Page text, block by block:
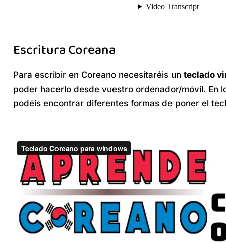
Escritura Coreana
Para escribir en Coreano necesitaréis un teclado
poder hacerlo desde vuestro ordenador/móvil. En
podéis encontrar diferentes formas de poner el